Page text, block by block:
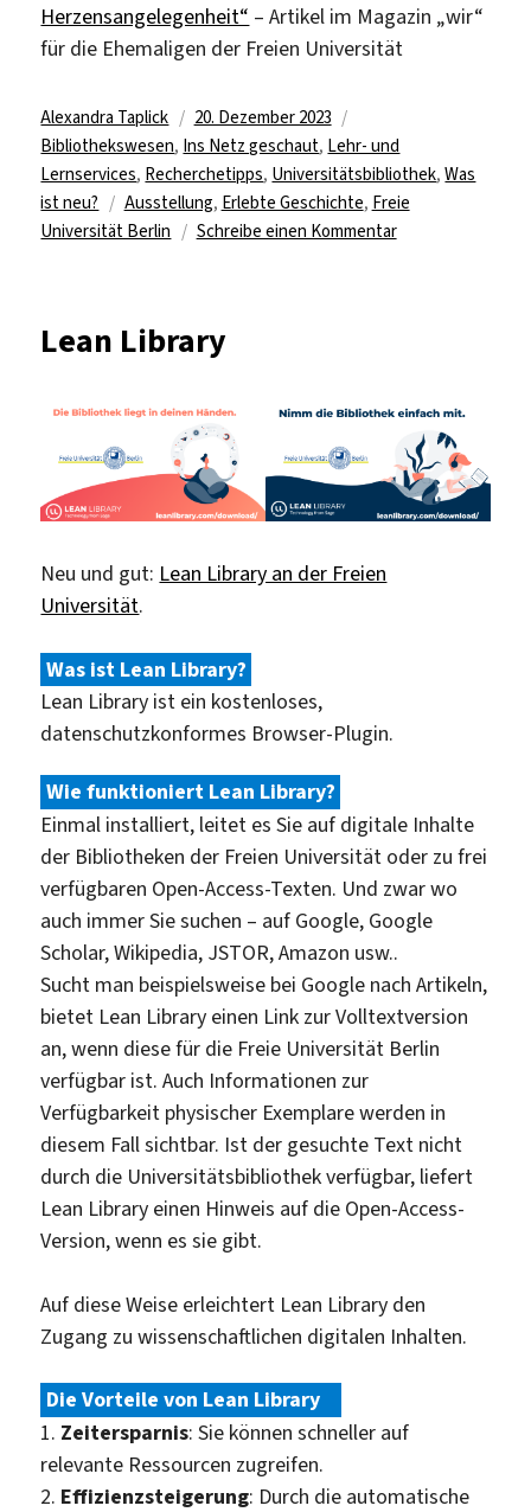
Herzensangelegenheit“ – Artikel im Magazin „wir“
für die Ehemaligen der Freien Universität
Autor
Alexandra Taplick
Veröffentlicht
am
20. Dezember 2023
Bibliothekswesen, Ins Netz geschaut, Lehr- und
Lernservices, Recherchetipps, Universitätsbibliothek,Was
ist neu?
Schlagwörter
Ausstellung, Erlebte Geschichte, Freie
Universität Berlin
Schreibe einen Kommentarzu
Berlin“
Lean Library
Neu und gut: Lean Library an der Freien
Universität.
Was ist Lean Library?
Lean Library ist ein kostenloses,
datenschutzkonformes Browser-Plugin.
Wie funktioniert Lean Library?
Einmal installiert, leitet es Sie auf digitale Inhalte
der Bibliotheken der Freien Universität oder zu frei
verfügbaren Open-Access-Texten. Und zwar wo
auch immer Sie suchen – auf Google, Google
Scholar, Wikipedia, JSTOR, Amazon usw..
Sucht man beispielsweise bei Google nach Artikeln,
bietet Lean Library einen Link zur Volltextversion
an, wenn diese für die Freie Universität Berlin
verfügbar ist. Auch Informationen zur
Verfügbarkeit physischer Exemplare werden in
diesem Fall sichtbar. Ist der gesuchte Text nicht
durch die Universitätsbibliothek verfügbar, liefert
Lean Library einen Hinweis auf die Open-Access-
Version, wenn es sie gibt.
Auf diese Weise erleichtert Lean Library den
Zugang zu wissenschaftlichen digitalen Inhalten.
Die Vorteile von Lean Library
1. Zeitersparnis: Sie können schneller auf
relevante Ressourcen zugreifen.
2. Effizienzsteigerung: Durch die automatische